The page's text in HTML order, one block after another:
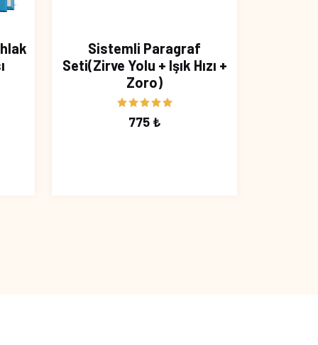
Sistemli Paragraf
Seti(Zirve Yolu + Işık Hızı +
Zoro)
775 ₺